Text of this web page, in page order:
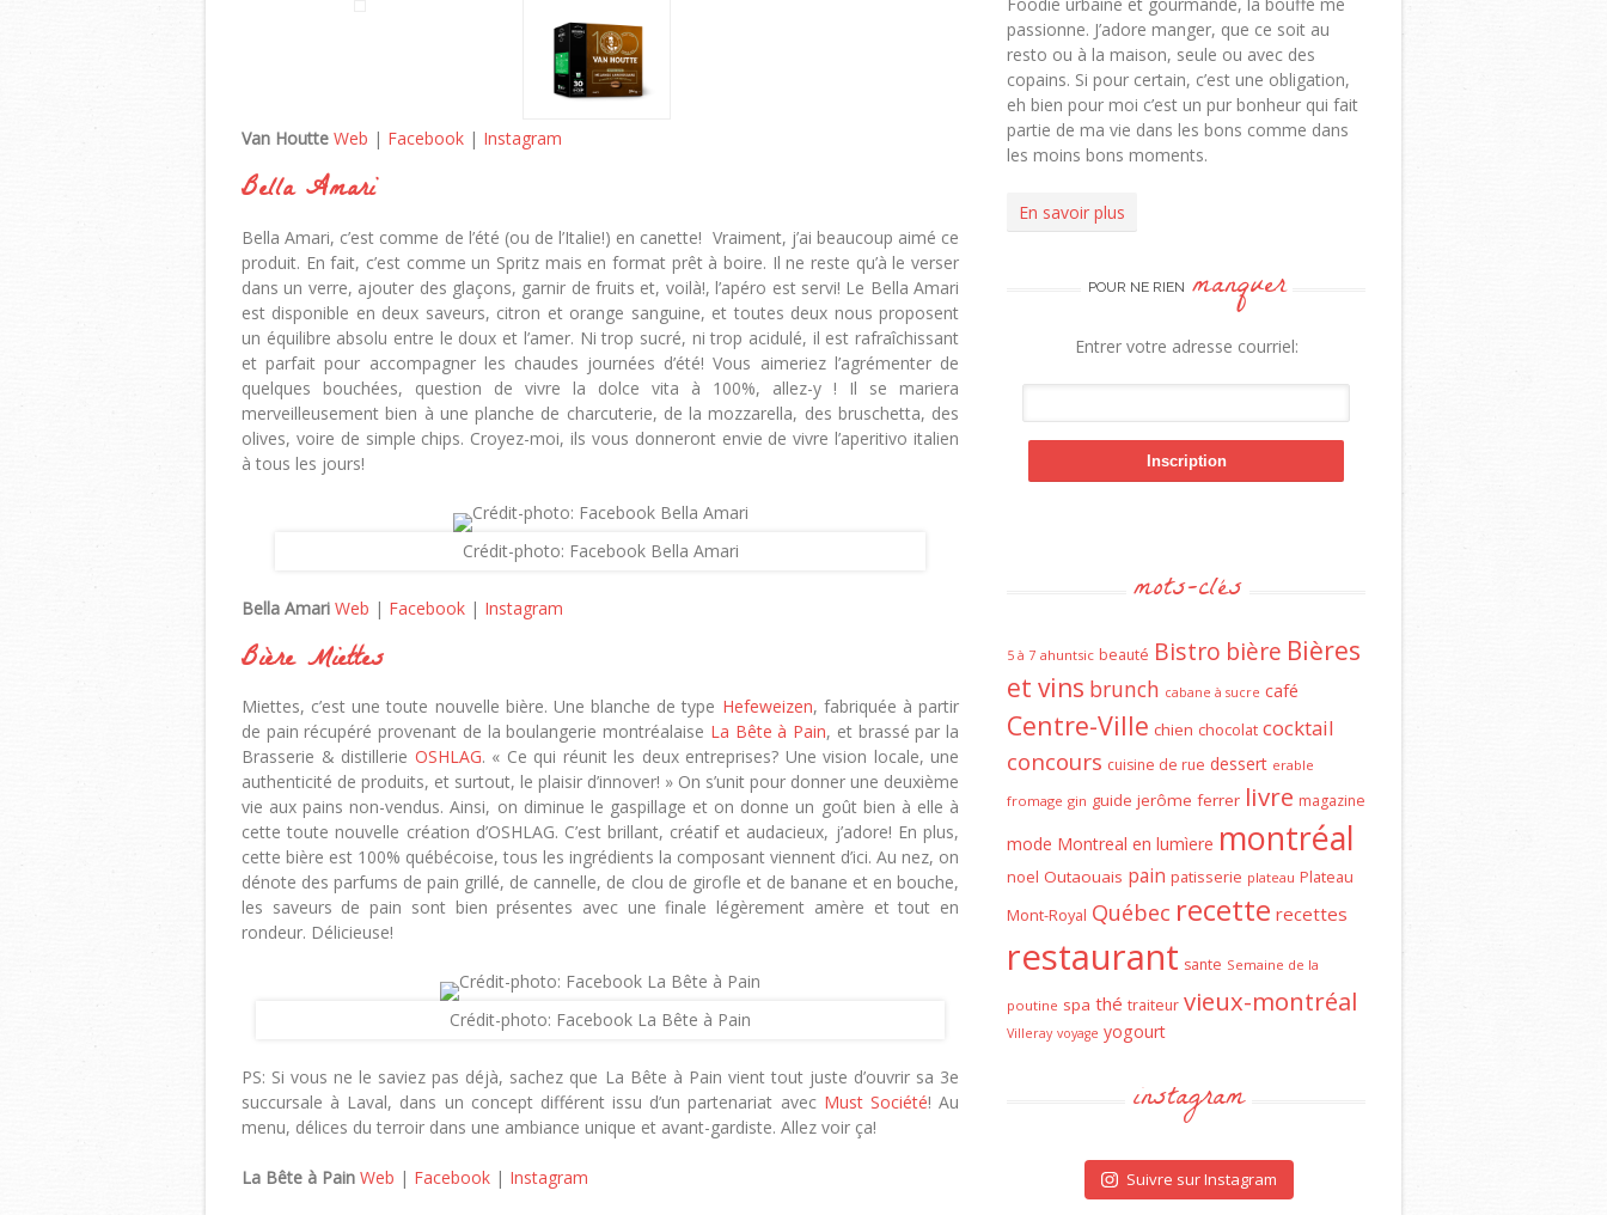
Van Houtte Web | Facebook | Instagram
Bella Amari
Bella Amari, c’est comme de l’été (ou de l’Italie!) en canette! Vraiment, j’ai beaucoup aimé ce
produit. En fait, c’est comme un Spritz mais en format prêt à boire. Il ne reste qu’à le verser
dans un verre, ajouter des glaçons, garnir de fruits et, voilà!, l’apéro est servi! Le Bella Amari
est disponible en deux saveurs, citron et orange sanguine, et toutes deux nous proposent
un équilibre absolu entre le doux et l’amer. Ni trop sucré, ni trop acidulé, il est rafraîchissant
et parfait pour accompagner les chaudes journées d’été! Vous aimeriez l’agrémenter de
quelques bouchées, question de vivre la dolce vita à 100%, allez-y ! Il se mariera
merveilleusement bien à une planche de charcuterie, de la mozzarella, des bruschetta, des
olives, voire de simple chips. Croyez-moi, ils vous donneront envie de vivre l’aperitivo italien
à tous les jours!
Crédit-photo: Facebook Bella Amari
Bella Amari Web | Facebook | Instagram
Bière Miettes
Miettes, c’est une toute nouvelle bière. Une blanche de type Hefeweizen, fabriquée à partir
de pain récupéré provenant de la boulangerie montréalaise La Bête à Pain, et brassé par la
Brasserie & distillerie OSHLAG. « Ce qui réunit les deux entreprises? Une vision locale, une
authenticité de produits, et surtout, le plaisir d’innover! » On s’unit pour donner une deuxième
vie aux pains non-vendus. Ainsi, on diminue le gaspillage et on donne un goût bien à elle à
cette toute nouvelle création d’OSHLAG. C’est brillant, créatif et audacieux, j’adore! En plus,
cette bière est 100% québécoise, tous les ingrédients la composant viennent d’ici. Au nez, on
dénote des parfums de pain grillé, de cannelle, de clou de girofle et de banane et en bouche,
les saveurs de pain sont bien présentes avec une finale légèrement amère et tout en
rondeur. Délicieuse!
Crédit-photo: Facebook La Bête à Pain
PS: Si vous ne le saviez pas déjà, sachez que La Bête à Pain vient tout juste d’ouvrir sa 3e
succursale à Laval, dans un concept différent issu d’un partenariat avec Must Société! Au
menu, délices du terroir dans une ambiance unique et avant-gardiste. Allez voir ça!
La Bête à Pain Web | Facebook | Instagram
passionne. J’adore manger, que ce soit au
resto ou à la maison, seule ou avec des
copains. Si pour certain, c’est une obligation,
eh bien pour moi c’est un pur bonheur qui fait
partie de ma vie dans les bons comme dans
les moins bons moments.
En savoir plus
POUR NE RIEN manquer
Entrer votre adresse courriel:
mots-clés
5 à 7 ahuntsic beauté Bistro bière Bières
et vins brunch cabane à sucre café
Centre-Ville chien chocolat cocktail
concours cuisine de rue dessert erable
fromage gin guide jerôme ferrer livre magazine
mode Montreal en lumìere montréal
noel Outaouais pain patisserie plateau Plateau
Mont-Royal Québec recette recettes
restaurant sante Semaine de la
poutine spa thé traiteur vieux-montréal
Villeray voyage yogourt
instagram
Suivre sur Instagram